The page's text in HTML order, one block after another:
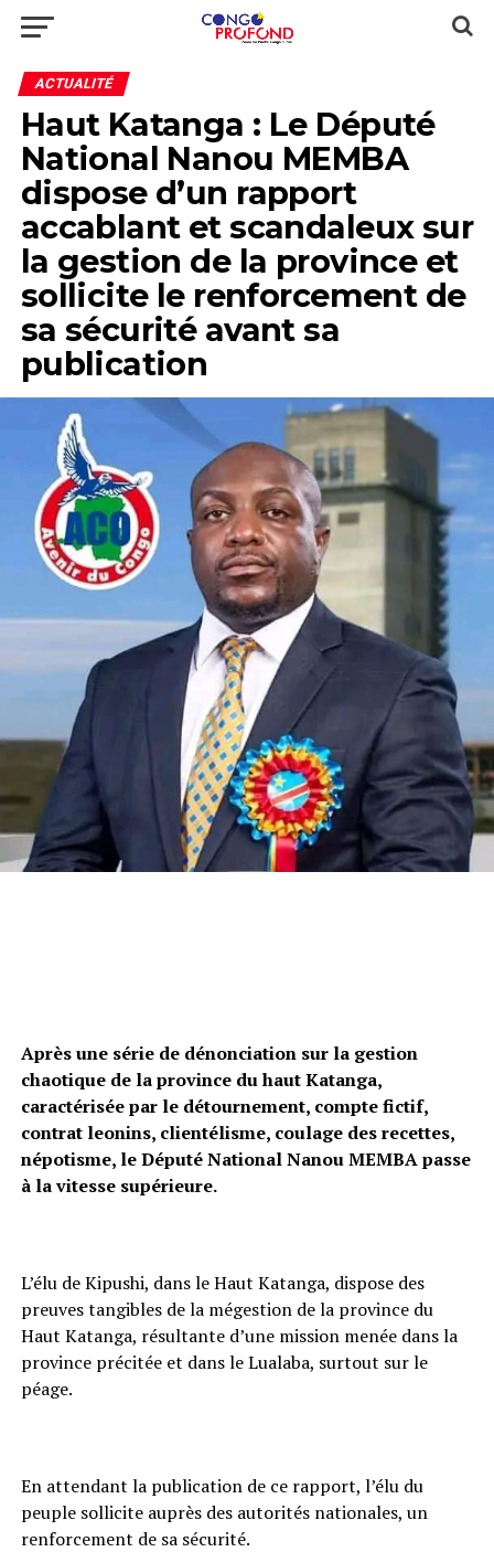
ACTUALITÉ
Haut Katanga : Le Député
National Nanou MEMBA
dispose d’un rapport
accablant et scandaleux sur
la gestion de la province et
sollicite le renforcement de
sa sécurité avant sa
publication
Après une série de dénonciation sur la gestion
chaotique de la province du haut Katanga,
caractérisée par le détournement, compte fictif,
contrat leonins, clientélisme, coulage des recettes,
népotisme, le Député National Nanou MEMBA passe
à la vitesse supérieure.
L’élu de Kipushi, dans le Haut Katanga, dispose des
preuves tangibles de la mégestion de la province du
Haut Katanga, résultante d’une mission menée dans la
province précitée et dans le Lualaba, surtout sur le
péage.
En attendant la publication de ce rapport, l’élu du
peuple sollicite auprès des autorités nationales, un
renforcement de sa sécurité.